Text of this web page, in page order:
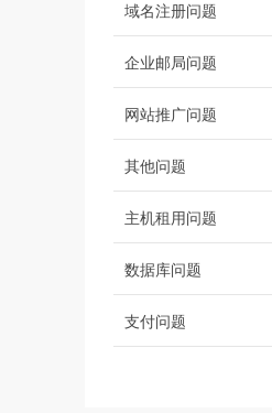
域名注册问题
企业邮局问题
网站推广问题
其他问题
主机租用问题
数据库问题
支付问题